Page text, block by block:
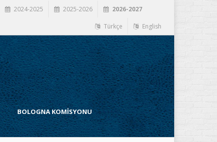
2024-2025 2025-2026 2026-2027
Türkçe English
BOLOGNA KOMİSYONU